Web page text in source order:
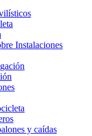
Instalaciones
y caídas